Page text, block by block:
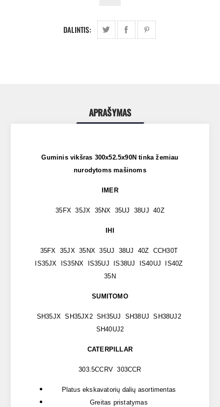
DALINTIS:
APRAŠYMAS
Guminis vikšras 300x52.5x90N tinka žemiau
nurodytoms mašinoms
IMER
35FX 35JX 35NX 35UJ 38UJ 40Z
IHI
35FX 35JX 35NX 35UJ 38UJ 40Z CCH30T
IS35JX IS35NX IS35UJ IS38UJ IS40UJ IS40Z
35N
SUMITOMO
SH35JX SH35JX2 SH35UJ SH38UJ SH38UJ2
SH40UJ2
CATERPILLAR
303.5CCRV 303CCR
Platus ekskavatorių dalių asortimentas
Greitas pristatymas